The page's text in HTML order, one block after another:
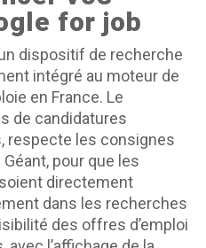
for job
dispositif de recherche
intégré au moteur de
en France. Le
de candidatures
respecte les consignes
pour que les
directement
dans les recherches
des offres d’emploi